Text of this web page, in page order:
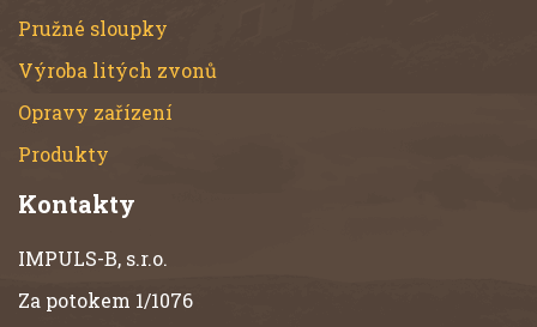
Pružné sloupky
Výroba litých zvonů
Opravy zařízení
Produkty
Kontakty
IMPULS-B, s.r.o.
Za potokem 1/1076